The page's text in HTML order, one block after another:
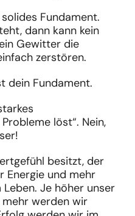
Fundament.
dann kann kein
Gewitter die
zerstören.
dein Fundament.
löst“. Nein,
besitzt, der
Energie und mehr
Je höher unser
werden wir